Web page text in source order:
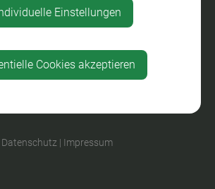
am Ybbsfelde |
Datenschutz | Impressum
Einstellungen
Cookies akzeptieren